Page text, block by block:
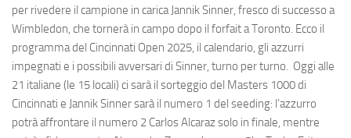
per rivedere il campione in carica Jannik Sinner, fresco di successo a
Wimbledon, che tornerà in campo dopo il forfait a Toronto. Ecco il
programma del Cincinnati Open 2025, il calendario, gli azzurri
impegnati e i possibili avversari di Sinner, turno per turno. Oggi alle
21 italiane (le 15 locali) ci sarà il sorteggio del Masters 1000 di
Cincinnati e Jannik Sinner sarà il numero 1 del seeding: l’azzurro
potrà affrontare il numero 2 Carlos Alcaraz solo in finale, mentre